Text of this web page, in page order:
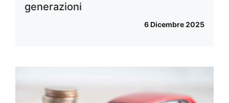
generazioni
6 Dicembre 2025